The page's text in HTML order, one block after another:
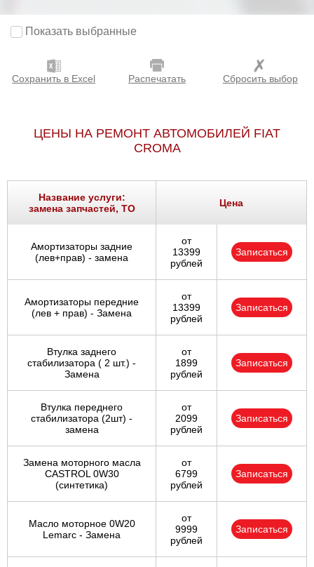
Показать выбранные
Сохранить в Excel Распечатать Сбросить выбор
ЦЕНЫ НА РЕМОНТ АВТОМОБИЛЕЙ FIAT
CROMA
Название услуги:
замена запчастей, ТО
Цена
Амортизаторы задние
(лев+прав) - замена
от
13399
рублей
Записаться
Амортизаторы передние
(лев + прав) - Замена
от
13399
рублей
Записаться
Втулка заднего
стабилизатора ( 2 шт.) -
Замена
от
1899
рублей
Записаться
Втулка переднего
стабилизатора (2шт) -
замена
от
2099
рублей
Записаться
Замена моторного масла
CASTROL 0W30
(синтетика)
от
6799
рублей
Записаться
Масло моторное 0W20
Lemarc - Замена
от
9999
рублей
Записаться